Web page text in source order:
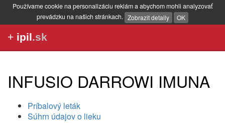
Používame cookie na personalizáciu reklám a abychom mohli analyzovať
prevádzku na našich stránkach. Zobrazit detaily OK
+ ipil.sk
INFUSIO DARROWI IMUNA
Príbalový leták
Súhrn údajov o lieku